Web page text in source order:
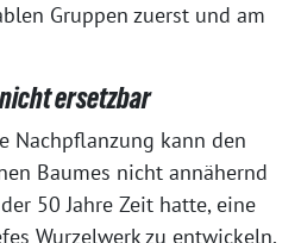
Gruppen zuerst und am
ersetzbar
Nachpflanzung kann den
Baumes nicht annähernd
50 Jahre Zeit hatte, eine
Wurzelwerk zu entwickeln,